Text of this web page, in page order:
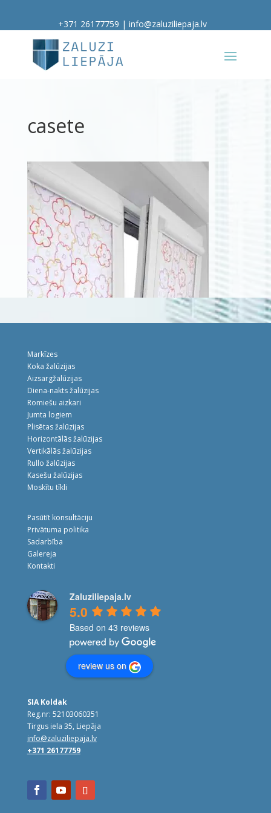
+371 26177759 | info@zaluziliepaja.lv
casete
Markīzes
Koka žalūzijas
Aizsargžalūzijas
Diena-nakts žalūzijas
Romiešu aizkari
Jumta logiem
Plisētas žalūzijas
Horizontālās žalūzijas
Vertikālās žalūzijas
Rullo žalūzijas
Kasešu žalūzijas
Moskītu tīkli
Pasūtīt konsultāciju
Privātuma politika
Sadarbība
Galereja
Kontakti
Zaluziliepaja.lv
5.0
Based on 43 reviews
review us on
SIA Koldak
Reg.nr: 52103060351
Tirgus iela 35, Liepāja
info@zaluziliepaja.lv
+371 26177759